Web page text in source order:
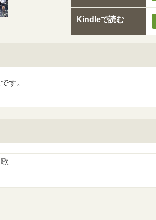
Kindleで読む
す。